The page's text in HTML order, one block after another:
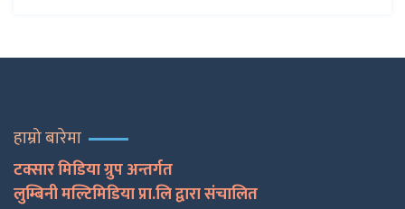
हाम्रो बारेमा
टक्सार मिडिया ग्रुप अन्तर्गत
लुम्बिनी मल्टिमिडिया प्रा.लि द्वारा संचालित